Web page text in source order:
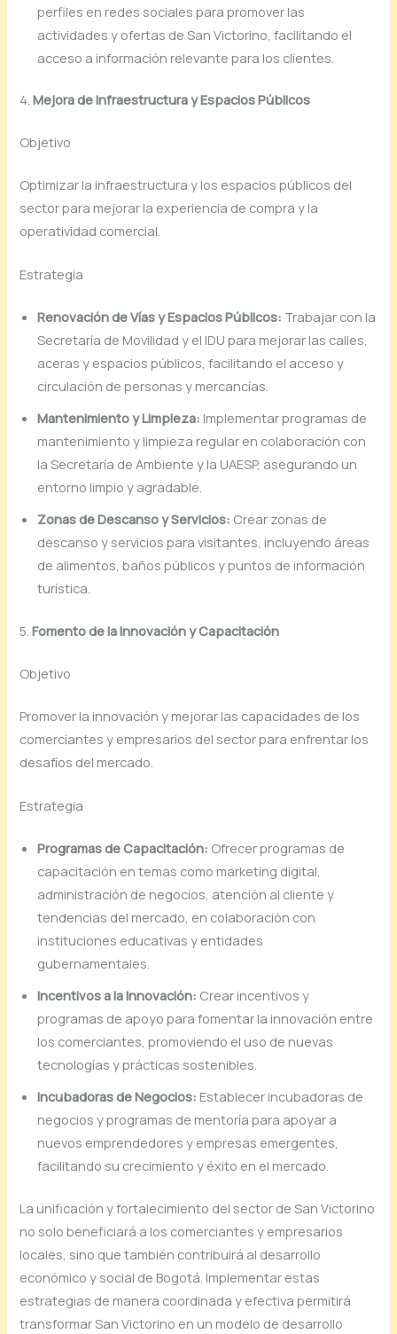
perfiles en redes sociales para promover las
actividades y ofertas de San Victorino, facilitando el
acceso a información relevante para los clientes.
4.Mejora de Infraestructura y Espacios Públicos
Objetivo
Optimizar la infraestructura y los espacios públicos del
sector para mejorar la experiencia de compra y la
operatividad comercial.
Estrategia
Renovación de Vías y Espacios Públicos: Trabajar con la
Secretaría de Movilidad y el IDU para mejorar las calles,
aceras y espacios públicos, facilitando el acceso y
circulación de personas y mercancías.
Mantenimiento y Limpieza: Implementar programas de
mantenimiento y limpieza regular en colaboración con
la Secretaría de Ambiente y la UAESP, asegurando un
entorno limpio y agradable.
Zonas de Descanso y Servicios: Crear zonas de
descanso y servicios para visitantes, incluyendo áreas
de alimentos, baños públicos y puntos de información
turística.
5.Fomento de la Innovación y Capacitación
Objetivo
Promover la innovación y mejorar las capacidades de los
comerciantes y empresarios del sector para enfrentar los
desafíos del mercado.
Estrategia
Programas de Capacitación: Ofrecer programas de
capacitación en temas como marketing digital,
administración de negocios, atención al cliente y
tendencias del mercado, en colaboración con
instituciones educativas y entidades
gubernamentales.
Incentivos a la Innovación: Crear incentivos y
programas de apoyo para fomentar la innovación entre
los comerciantes, promoviendo el uso de nuevas
tecnologías y prácticas sostenibles.
Incubadoras de Negocios: Establecer incubadoras de
negocios y programas de mentoría para apoyar a
nuevos emprendedores y empresas emergentes,
facilitando su crecimiento y éxito en el mercado.
La unificación y fortalecimiento del sector de San Victorino
no solo beneficiará a los comerciantes y empresarios
locales, sino que también contribuirá al desarrollo
económico y social de Bogotá. Implementar estas
estrategias de manera coordinada y efectiva permitirá
transformar San Victorino en un modelo de desarrollo